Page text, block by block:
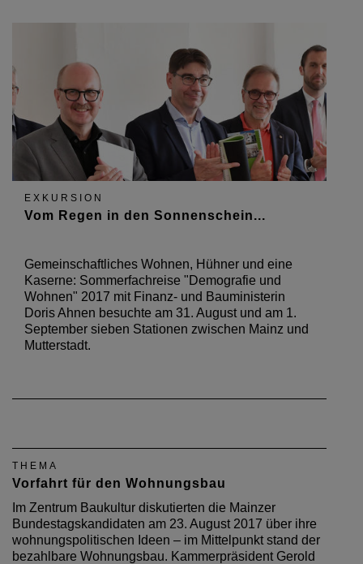
EXKURSION
Vom Regen in den Sonnenschein...
Gemeinschaftliches Wohnen, Hühner und eine
Kaserne: Sommerfachreise "Demografie und
Wohnen" 2017 mit Finanz- und Bauministerin
Doris Ahnen besuchte am 31. August und am 1.
September sieben Stationen zwischen Mainz und
Mutterstadt.
THEMA
Vorfahrt für den Wohnungsbau
Im Zentrum Baukultur diskutierten die Mainzer
Bundestagskandidaten am 23. August 2017 über ihre
wohnungspolitischen Ideen – im Mittelpunkt stand der
bezahlbare Wohnungsbau. Kammerpräsident Gerold